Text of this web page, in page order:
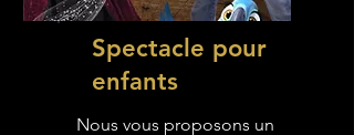
Spectacle pour
enfants
Nous vous proposons un